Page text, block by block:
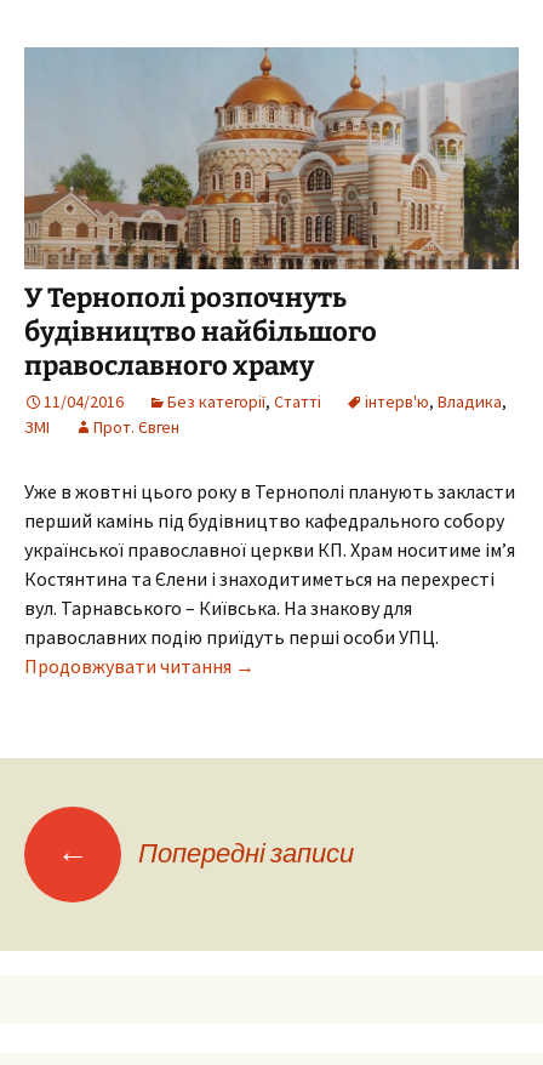
У Тернополі розпочнуть
будівництво найбільшого
православного храму
11/04/2016 Без категорії, Статті інтерв'ю, Владика,
ЗМІ
Прот. Євген
Уже в жовтні цього року в Тернополі планують закласти
перший камінь під будівництво кафедрального собору
української православної церкви КП. Храм носитиме ім’я
Костянтина та Єлени і знаходитиметься на перехресті
вул. Тарнавського – Київська. На знакову для
православних подію приїдуть перші особи УПЦ.
Продовжувати читання У Тернополі розпочнуть
→
Навігація
по
← Попередні записи